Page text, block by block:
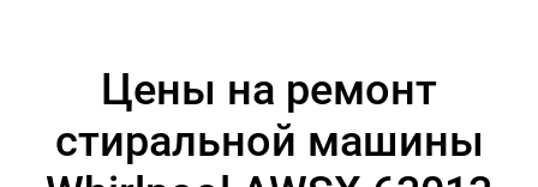
Цены на ремонт
стиральной машины